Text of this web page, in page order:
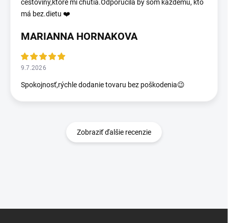
cestoviny,ktoré mi chutia.Odporučila by som každému, kto
má bez.dietu ❤️
MARIANNA HORNAKOVA
9.7.2026
Spokojnosť,rýchle dodanie tovaru bez poškodenia😉
Zobraziť ďalšie recenzie